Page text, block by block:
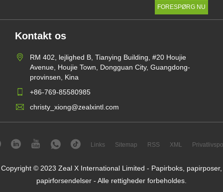
Kontakt os
RM 402, lejlighed B, Tianying Building, #20 Houjie
Avenue, Houjie Town, Dongguan City, Guangdong-
provinsen, Kina
+86-769-85580985
christy_xiong@zealxintl.com
Links Sitemap RSS XML
Copyright © 2023 Zeal X International Limited - Papirboks, papirposer,
papirforsendelser - Alle rettigheder forbeholdes.